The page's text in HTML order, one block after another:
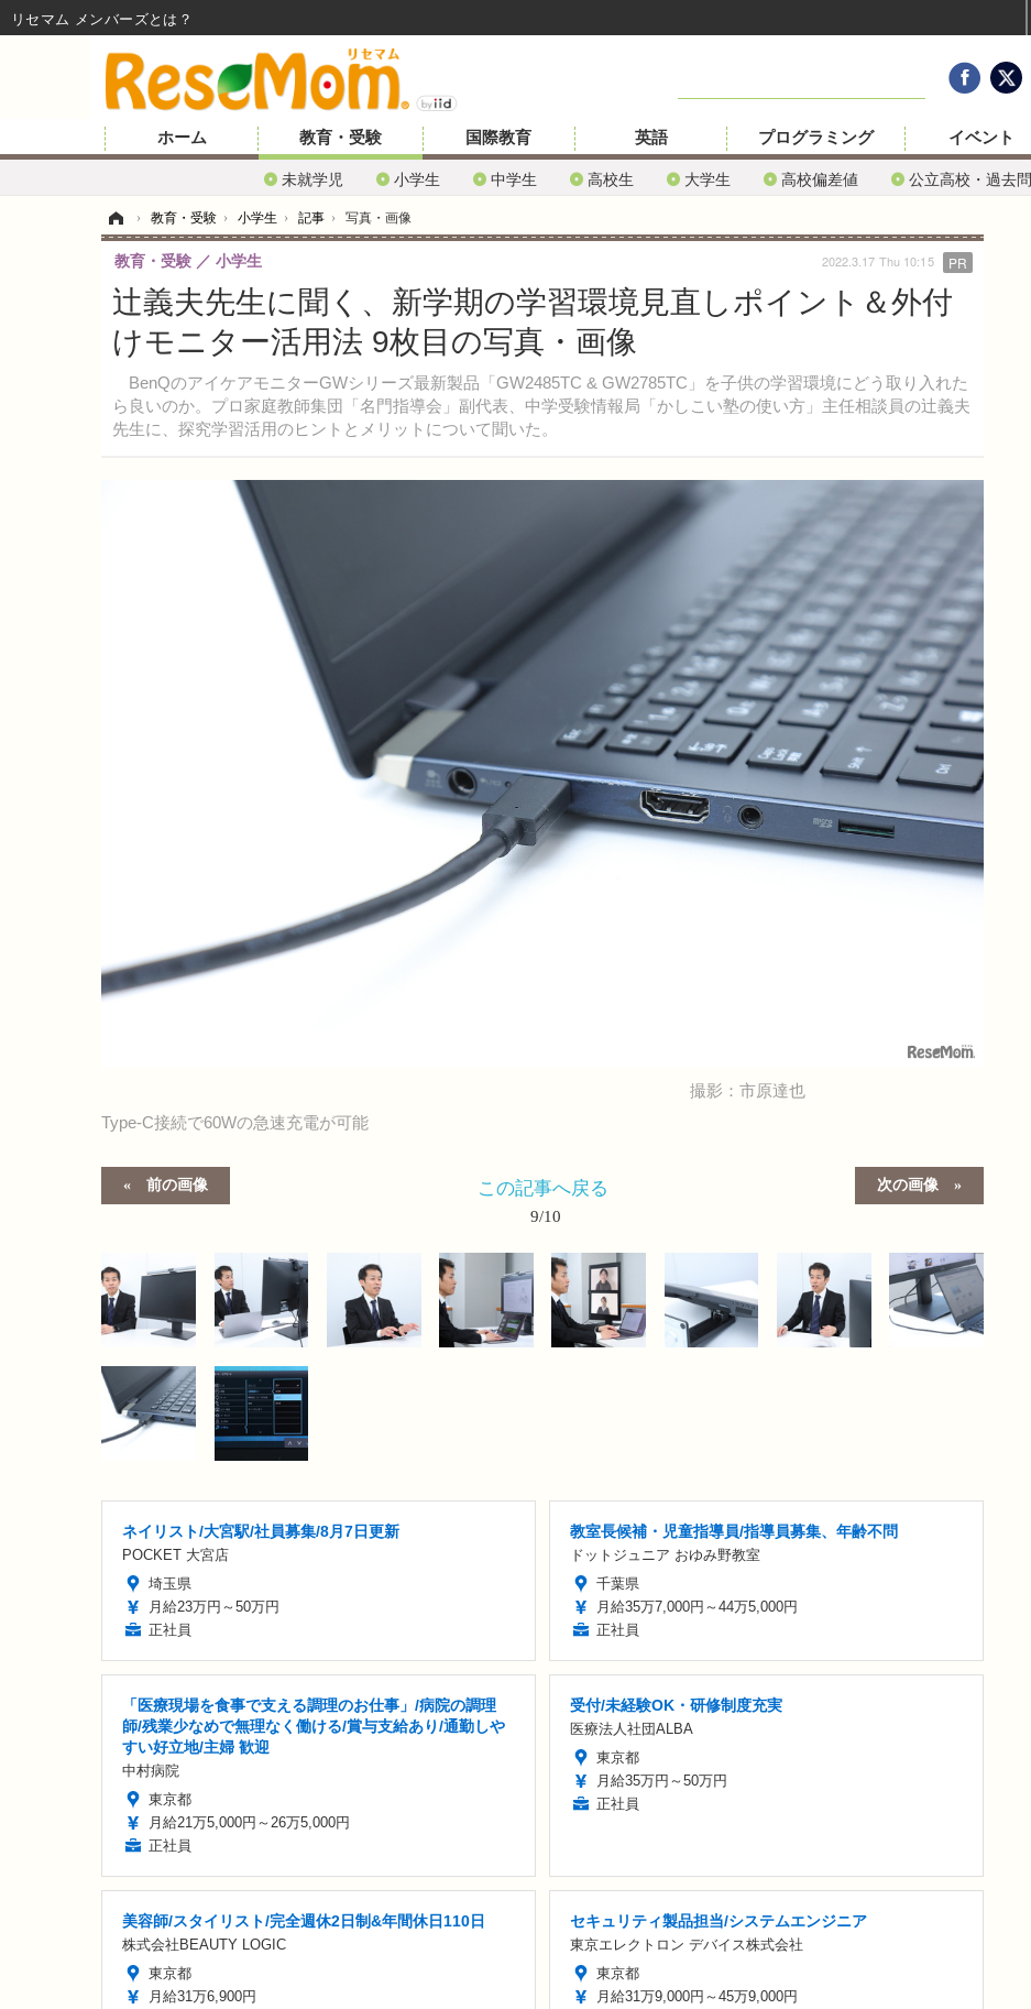
ホーム 教育・受験
未就学児 小学生 中学生 高校生 大学生 高校偏差値 公立高校・過去問
国際教育 英語 プログラミング イベント
› 教育・受験 › 小学生 › 記事 › 写真・画像
辻義夫先生に聞く、新学期の学習環境見直しポイント＆外付
けモニター活用法 9枚目の写真・画像
BenQのアイケアモニターGWシリーズ最新製品「GW2485TC & GW2785TC」を子供の学習環境にどう取り入れた
ら良いのか。プロ家庭教師集団「名門指導会」副代表、中学受験情報局「かしこい塾の使い方」主任相談員の辻義夫
先生に、探究学習活用のヒントとメリットについて聞いた。
教育・受験 小学生 2022.3.17 Thu 10:15 PR
撮影：市原達也
Type-C接続で60Wの急速充電が可能
前の画像 次の画像
この記事へ戻る
9/10
ネイリスト/大宮駅/社員募集/8月7日更新
POCKET 大宮店
埼玉県
月給23万円～50万円
正社員
教室長候補・児童指導員/指導員募集、年齢不問
ドットジュニア おゆみ野教室
千葉県
月給35万7,000円～44万5,000円
正社員
「医療現場を食事で支える調理のお仕事」/病院の調理
師/残業少なめで無理なく働ける/賞与支給あり/通勤しや
すい好立地/主婦 歓迎
中村病院
東京都
月給21万5,000円～26万5,000円
正社員
受付/未経験OK・研修制度充実
医療法人社団ALBA
東京都
月給35万円～50万円
正社員
美容師/スタイリスト/完全週休2日制&年間休日110日
株式会社BEAUTY LOGIC
東京都
月給31万6,900円
セキュリティ製品担当/システムエンジニア
東京エレクトロン デバイス株式会社
東京都
月給31万9,000円～45万9,000円
リセマム メンバーズ